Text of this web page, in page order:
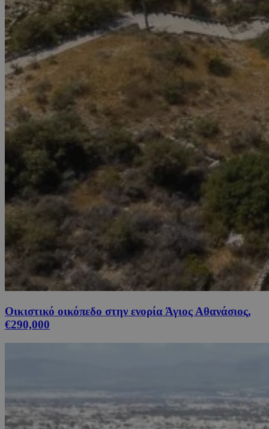
Οικιστικό οικόπεδο στην ενορία Άγιος Αθανάσιος,
€290,000